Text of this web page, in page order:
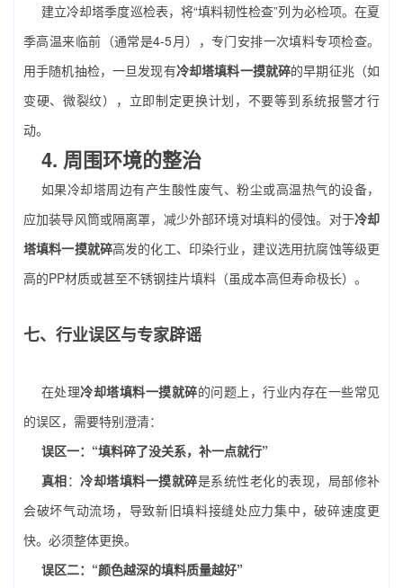
建立冷却塔季度巡检表，将“填料韧性检查”列为必检项。在夏
季高温来临前（通常是4-5月），专门安排一次填料专项检查。
用手随机抽检，一旦发现有冷却塔填料一摸就碎的早期征兆（如
变硬、微裂纹），立即制定更换计划，不要等到系统报警才行
动。
4. 周围环境的整治
如果冷却塔周边有产生酸性废气、粉尘或高温热气的设备，
应加装导风筒或隔离罩，减少外部环境对填料的侵蚀。对于冷却
塔填料一摸就碎高发的化工、印染行业，建议选用抗腐蚀等级更
高的PP材质或甚至不锈钢挂片填料（虽成本高但寿命极长）。
七、行业误区与专家辟谣
在处理冷却塔填料一摸就碎的问题上，行业内存在一些常见
的误区，需要特别澄清：
误区一：“填料碎了没关系，补一点就行”
真相：冷却塔填料一摸就碎是系统性老化的表现，局部修补
会破坏气动流场，导致新旧填料接缝处应力集中，破碎速度更
快。必须整体更换。
误区二：“颜色越深的填料质量越好”